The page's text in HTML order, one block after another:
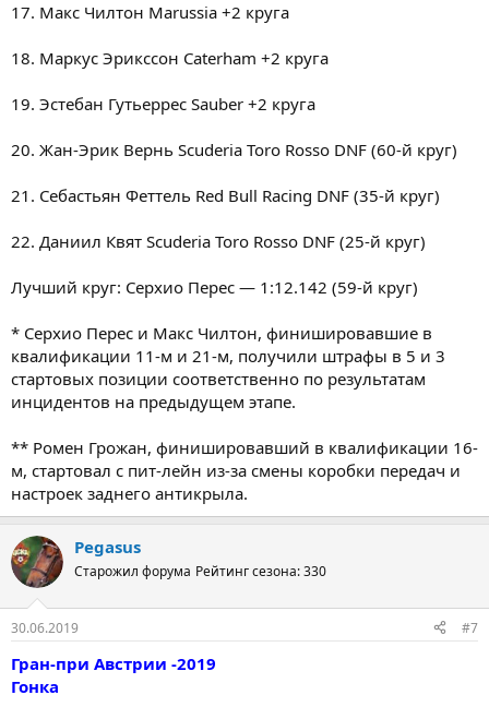
17. Макс Чилтон Marussia +2 круга
18. Маркус Эрикссон Caterham +2 круга
19. Эстебан Гутьеррес Sauber +2 круга
20. Жан-Эрик Вернь Scuderia Toro Rosso DNF (60-й круг)
21. Себастьян Феттель Red Bull Racing DNF (35-й круг)
22. Даниил Квят Scuderia Toro Rosso DNF (25-й круг)
Лучший круг: Серхио Перес — 1:12.142 (59-й круг)
* Серхио Перес и Макс Чилтон, финишировавшие в
квалификации 11-м и 21-м, получили штрафы в 5 и 3
стартовых позиции соответственно по результатам
инцидентов на предыдущем этапе.
** Ромен Грожан, финишировавший в квалификации 16-
м, стартовал с пит-лейн из-за смены коробки передач и
настроек заднего антикрыла.
Pegasus
Старожил форума Рейтинг сезона: 330
30.06.2019 #7
Гран-при Австрии -2019
Гонка